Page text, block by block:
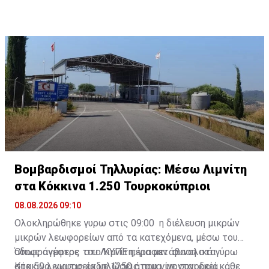
τουρκοκυπριακών κοινοτήτων, επιτρέποντας την
αποκατάσταση της παροχής νερού στην Κτήμα και την
παράδοση καυσίμων σε τουρκοκυπριακούς φούρνους
στη Λευκωσία.
Βομβαρδισμοί Τηλλυρίας: Μέσω Λιμνίτη
στα Κόκκινα 1.250 Τουρκοκύπριοι
08.08.2026 09:10
Ολοκληρώθηκε γυρω στις 09:00 η διέλευση μικρών
μικρών λεωφορείων από τα κατεχόμενα, μέσω του
οδοφράγματος του Λιμνίτη, για μετάβαση στα
Κόκκινα, για τις εκδηλώσεις που γίνονται εκεί κάθε
Όπως ανέφερε στο ΚΥΠΕ πέρασαν συνολικά γύρω
στα 50 λεωφορεία με 1250 άτομα, με συνοδεία